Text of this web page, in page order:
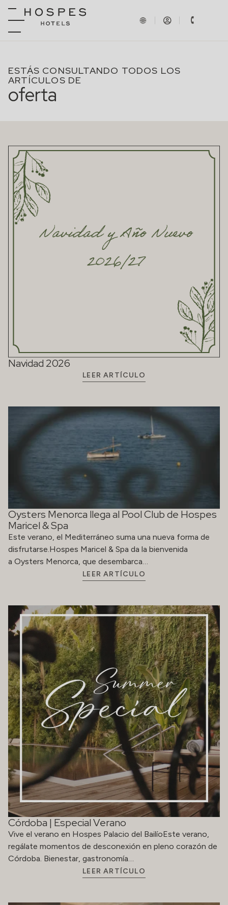
ESTÁS CONSULTANDO TODOS LOS
ARTÍCULOS DE
oferta
Navidad 2026
LEER ARTÍCULO
Oysters Menorca llega al Pool Club de Hospes
Maricel & Spa
Este verano, el Mediterráneo suma una nueva forma de
disfrutarse.Hospes Maricel & Spa da la bienvenida
a Oysters Menorca, que desembarca…
LEER ARTÍCULO
Córdoba | Especial Verano
Vive el verano en Hospes Palacio del BailíoEste verano,
regálate momentos de desconexión en pleno corazón de
Córdoba. Bienestar, gastronomía…
LEER ARTÍCULO